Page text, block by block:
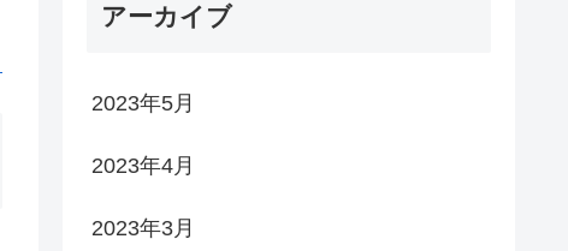
アーカイブ
2023年5月
2023年4月
2023年3月